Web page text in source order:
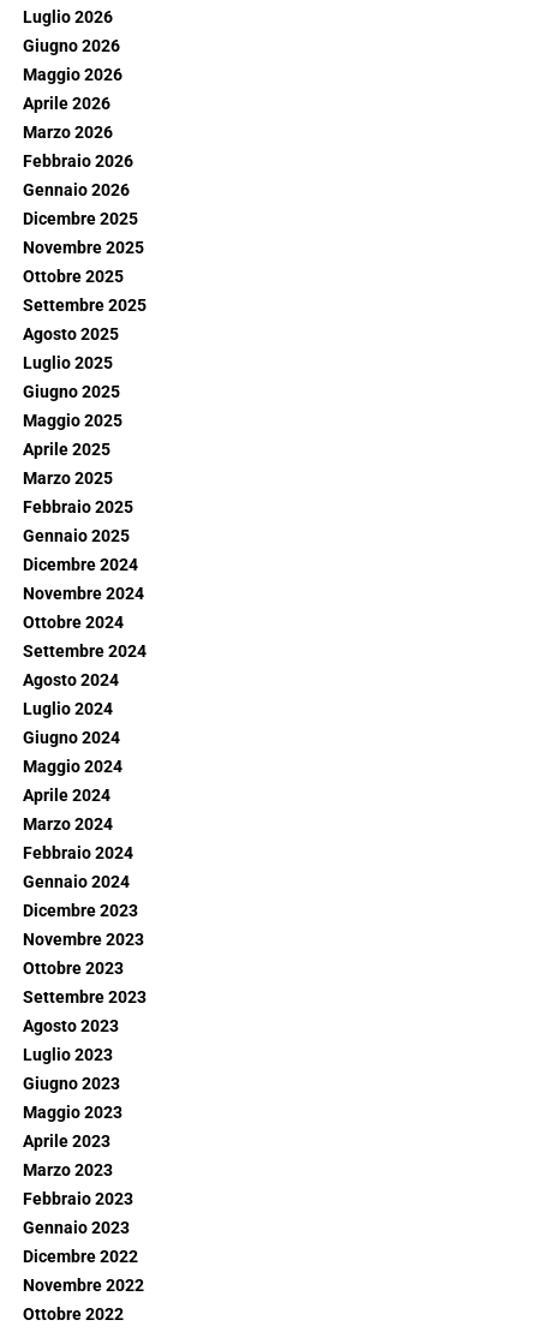
Luglio 2026
Giugno 2026
Maggio 2026
Aprile 2026
Marzo 2026
Febbraio 2026
Gennaio 2026
Dicembre 2025
Novembre 2025
Ottobre 2025
Settembre 2025
Agosto 2025
Luglio 2025
Giugno 2025
Maggio 2025
Aprile 2025
Marzo 2025
Febbraio 2025
Gennaio 2025
Dicembre 2024
Novembre 2024
Ottobre 2024
Settembre 2024
Agosto 2024
Luglio 2024
Giugno 2024
Maggio 2024
Aprile 2024
Marzo 2024
Febbraio 2024
Gennaio 2024
Dicembre 2023
Novembre 2023
Ottobre 2023
Settembre 2023
Agosto 2023
Luglio 2023
Giugno 2023
Maggio 2023
Aprile 2023
Marzo 2023
Febbraio 2023
Gennaio 2023
Dicembre 2022
Novembre 2022
Ottobre 2022